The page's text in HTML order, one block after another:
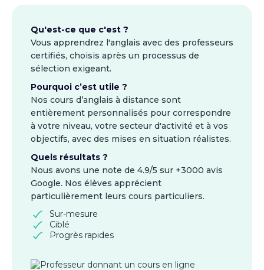
Qu'est-ce que c'est ?
Vous apprendrez l'anglais avec des professeurs
certifiés, choisis après un processus de
sélection exigeant.
Pourquoi c’est utile ?
Nos cours d’anglais à distance sont
entièrement personnalisés pour correspondre
à votre niveau, votre secteur d'activité et à vos
objectifs, avec des mises en situation réalistes.
Quels résultats ?
Nous avons une note de 4.9/5 sur +3000 avis
Google. Nos élèves apprécient
particulièrement leurs cours particuliers.
Sur-mesure
Ciblé
Progrès rapides